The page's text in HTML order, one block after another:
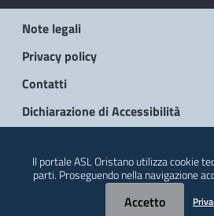
Note legali
Privacy policy
Contatti
Dichiarazione di Accessibilità
Il portale ASL Oristano utilizza cookie
parti. Proseguendo nella navigazione
Accetto